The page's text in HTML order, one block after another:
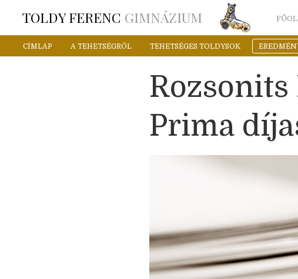
TOLDY FERENC GIMNÁZIUM
CÍMLAP A TEHETSÉGRŐL TEHETSÉGES TOLDYSOK
Prima